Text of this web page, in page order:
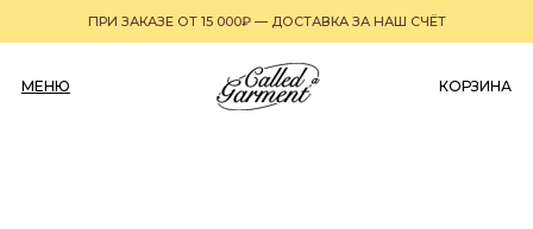
КОРЗИНА
МЕНЮ
ПРИ ЗАКАЗЕ ОТ 15 000₽ — ДОСТАВКА ЗА НАШ СЧЁТ